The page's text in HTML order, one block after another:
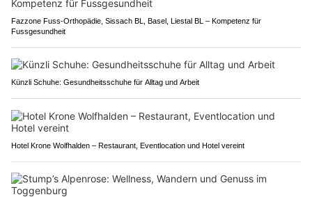
Fazzone Fuss-Orthopädie, Sissach BL, Basel, Liestal BL – Kompetenz für
Fussgesundheit
Künzli Schuhe: Gesundheitsschuhe für Alltag und Arbeit
Hotel Krone Wolfhalden – Restaurant, Eventlocation und Hotel vereint